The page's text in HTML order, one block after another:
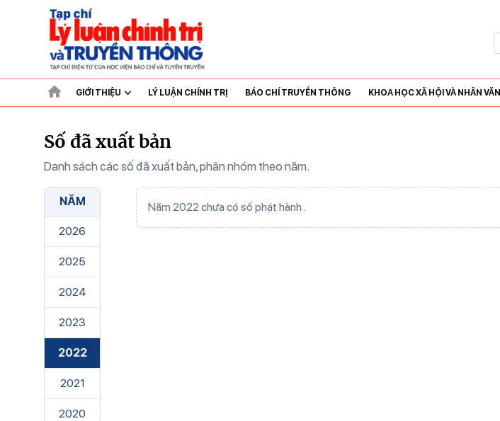
GIỚI THIỆU LÝ LUẬN CHÍNH TRỊ BÁO CHÍ TRUYỀN THÔNG KHOA HỌC XÃ HỘI VÀ NHÂN VĂN
Số đã xuất bản
Danh sách các số đã xuất bản, phân nhóm theo năm.
NĂM
2026
2025
2024
2023
2022
2021
2020
Năm 2022 chưa có số phát hành .